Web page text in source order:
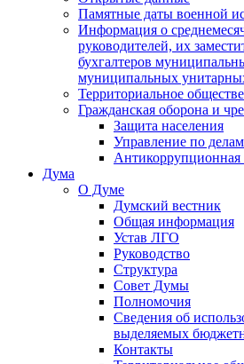
Памятные даты военной
Информация о
руководителей, их
бухгалтеров
муниципальных
Территориальное
Гражданская оборона и
Защита населения
Управление по
Антикоррупционная
Дума
О Думе
Думский вестник
Общая информация
Устав ЛГО
Руководство
Структура
Совет Думы
Полномочия
Сведения об
выделяемых
Контакты